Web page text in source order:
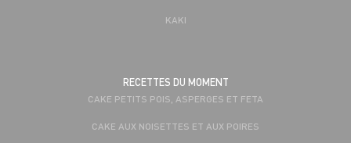
KAKI
RECETTES DU MOMENT
CAKE PETITS POIS, ASPERGES ET FETA
CAKE AUX NOISETTES ET AUX POIRES